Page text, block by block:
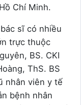
Chí Minh.
sĩ có nhiều
trực thuộc
BS. CKI
ThS. BS
nhân viên y tế
bệnh nhân